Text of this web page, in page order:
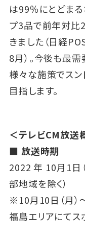
は99％にとどまる
プ3品で前年対比
きました（日経
8月）。今後も最
様々な施策でス
目指します。
＜テレビCM放送
■ 放送時期
2022 年 10月1日
部地域を除く）
※10月10日（月）
福島エリアにてス